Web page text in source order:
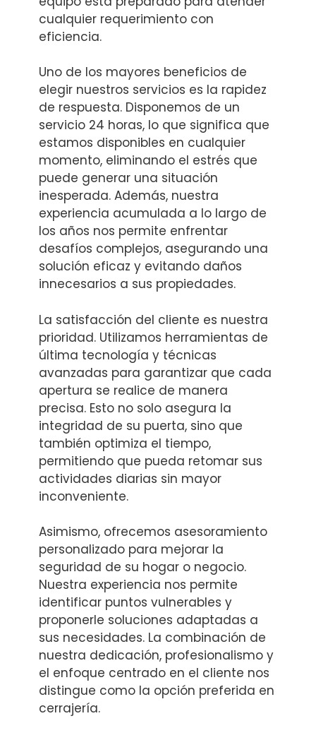
cualquier requerimiento con
eficiencia.
Uno de los mayores beneficios de
elegir nuestros servicios es la rapidez
de respuesta. Disponemos de un
servicio 24 horas, lo que significa que
estamos disponibles en cualquier
momento, eliminando el estrés que
puede generar una situación
inesperada. Además, nuestra
experiencia acumulada a lo largo de
los años nos permite enfrentar
desafíos complejos, asegurando una
solución eficaz y evitando daños
innecesarios a sus propiedades.
La satisfacción del cliente es nuestra
prioridad. Utilizamos herramientas de
última tecnología y técnicas
avanzadas para garantizar que cada
apertura se realice de manera
precisa. Esto no solo asegura la
integridad de su puerta, sino que
también optimiza el tiempo,
permitiendo que pueda retomar sus
actividades diarias sin mayor
inconveniente.
Asimismo, ofrecemos asesoramiento
personalizado para mejorar la
seguridad de su hogar o negocio.
Nuestra experiencia nos permite
identificar puntos vulnerables y
proponerle soluciones adaptadas a
sus necesidades. La combinación de
nuestra dedicación, profesionalismo y
el enfoque centrado en el cliente nos
distingue como la opción preferida en
cerrajería.